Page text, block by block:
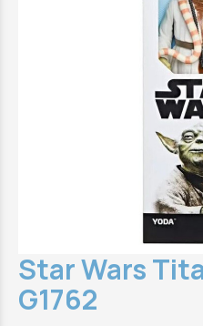
Star Wars
G1762